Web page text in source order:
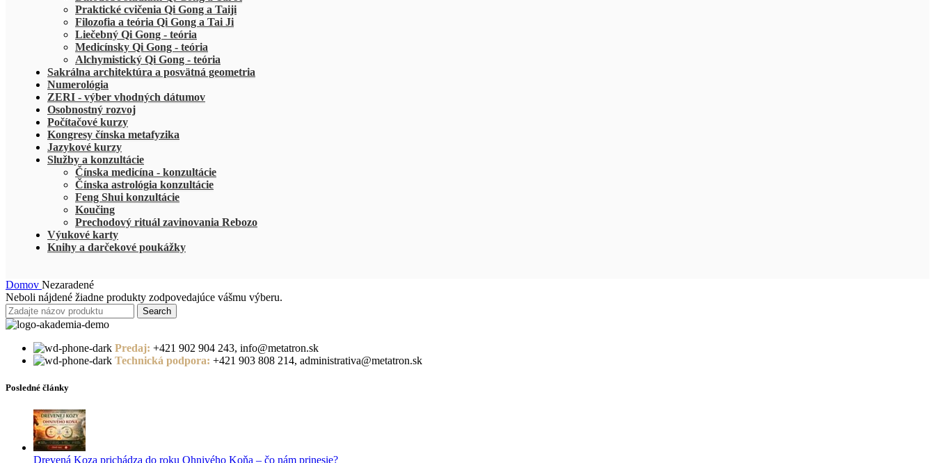
Praktické cvičenia Qi Gong a Taiji
Filozofia a teória Qi Gong a Tai Ji
Liečebný Qi Gong - teória
Medicínsky Qi Gong - teória
Alchymistický Qi Gong - teória
Sakrálna architektúra a posvätná geometria
Numerológia
ZERI - výber vhodných dátumov
Osobnostný rozvoj
Počítačové kurzy
Kongresy čínska metafyzika
Jazykové kurzy
Služby a konzultácie
Čínska medicína - konzultácie
Čínska astrológia konzultácie
Feng Shui konzultácie
Koučing
Prechodový rituál zavinovania Rebozo
Výukové karty
Knihy a darčekové poukážky
Domov Nezaradené
Neboli nájdené žiadne produkty zodpovedajúce vášmu výberu.
Search
Predaj: +421 902 904 243, info@metatron.sk
Technická podpora: +421 903 808 214, administrativa@metatron.sk
Posledné články
Drevená Koza prichádza do roku Ohnivého Koňa – čo nám prinesie?